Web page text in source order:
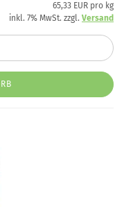
65,33 EUR pro kg
inkl. 7% MwSt. zzgl. Versand